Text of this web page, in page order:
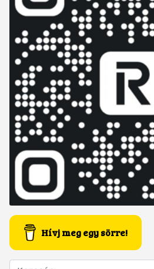
Hívj meg egy sörre!